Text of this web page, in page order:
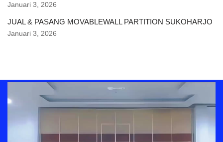
Januari 3, 2026
JUAL & PASANG MOVABLEWALL PARTITION SUKOHARJO
Januari 3, 2026